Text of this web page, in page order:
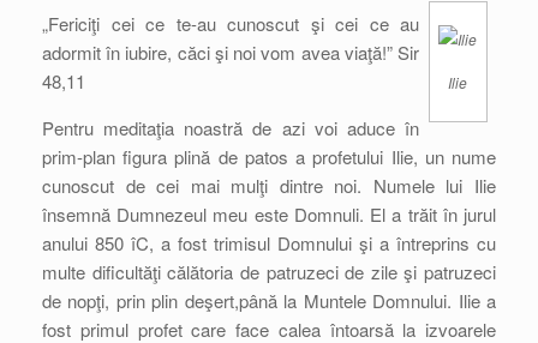
Ilie
„Fericiţi cei ce te-au cunoscut şi cei ce au
adormit în iubire, căci şi noi vom avea viaţă!” Sir
48,11
Pentru meditaţia noastră de azi voi aduce în
prim-plan figura plină de patos a profetului Ilie, un nume
cunoscut de cei mai mulţi dintre noi. Numele lui Ilie
însemnă Dumnezeul meu este Domnuli. El a trăit în jurul
anului 850 îC, a fost trimisul Domnului şi a întreprins cu
multe dificultăţi călătoria de patruzeci de zile şi patruzeci
de nopţi, prin plin deşert,până la Muntele Domnului. Ilie a
fost primul profet care face calea întoarsă la izvoarele